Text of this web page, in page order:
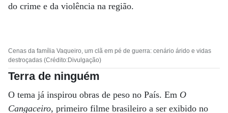
do crime e da violência na região.
Cenas da família Vaqueiro, um clã em pé de guerra: cenário árido e vidas
destroçadas (Crédito:Divulgação)
Terra de ninguém
O tema já inspirou obras de peso no País. Em O
Cangaceiro, primeiro filme brasileiro a ser exibido no